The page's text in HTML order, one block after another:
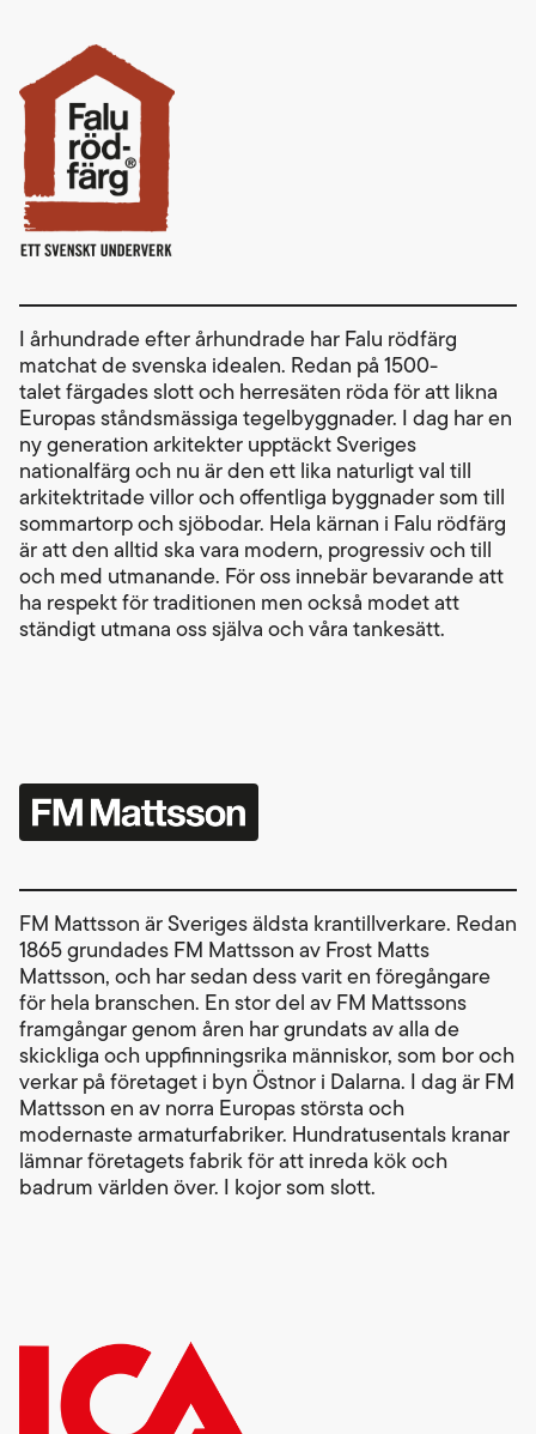
I århundrade efter århundrade har Falu rödfärg
matchat de svenska idealen. Redan på 1500-
talet färgades slott och herresäten röda för att likna
Europas ståndsmässiga tegelbyggnader. I dag har en
ny generation arkitekter upptäckt Sveriges
nationalfärg och nu är den ett lika naturligt val till
arkitektritade villor och offentliga byggnader som till
sommartorp och sjöbodar. Hela kärnan i Falu rödfärg
är att den alltid ska vara modern, progressiv och till
och med utmanande. För oss innebär bevarande att
ha respekt för traditionen men också modet att
ständigt utmana oss själva och våra tankesätt.
FM Mattsson är Sveriges äldsta krantillverkare. Redan
1865 grundades FM Mattsson av Frost Matts
Mattsson, och har sedan dess varit en föregångare
för hela branschen. En stor del av FM Mattssons
framgångar genom åren har grundats av alla de
skickliga och uppfinningsrika människor, som bor och
verkar på företaget i byn Östnor i Dalarna. I dag är FM
Mattsson en av norra Europas största och
modernaste armaturfabriker. Hundratusentals kranar
lämnar företagets fabrik för att inreda kök och
badrum världen över. I kojor som slott.